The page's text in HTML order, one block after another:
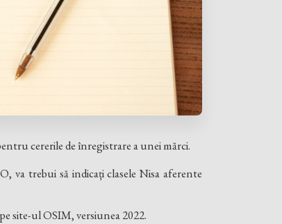
cererile de înregistrare a unei mărci.
va trebui să indicați clasele Nisa aferente
site-ul OSIM, versiunea 2022.